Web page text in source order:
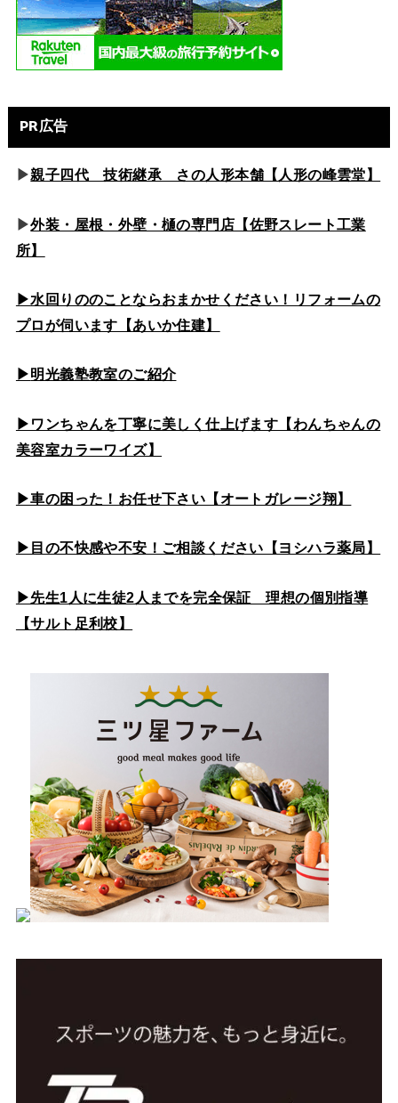
PR広告
▶親子四代 技術継承 さの人形本舗【人形の峰雲堂】
▶外装・屋根・外壁・樋の専門店【佐野スレート工業
所】
▶水回りののことならおまかせください！リフォームの
プロが伺います【あいか住建】
▶明光義塾教室のご紹介
▶ワンちゃんを丁寧に美しく仕上げます【わんちゃんの
美容室カラーワイズ】
▶車の困った！お任せ下さい【オートガレージ翔】
▶目の不快感や不安！ご相談ください【ヨシハラ薬局】
▶先生1人に生徒2人までを完全保証 理想の個別指導
【サルト足利校】